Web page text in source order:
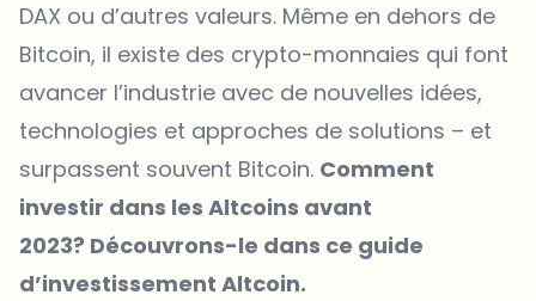
DAX ou d’autres valeurs. Même en dehors de
Bitcoin, il existe des crypto-monnaies qui font
avancer l’industrie avec de nouvelles idées,
technologies et approches de solutions – et
surpassent souvent Bitcoin. Comment
investir dans les Altcoins avant
2023? Découvrons-le dans ce guide
d’investissement Altcoin.